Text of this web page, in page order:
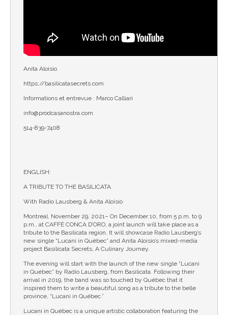
Anita Aloisio
https://basilicatasecrets.com
Informations et entrevue : Marco Calliari
info@prodcasanostra.com
514-839-7408
ENGLISH:
A TRIBUTE TO THE BASILICATA
With Radio Lausberg & Anita Aloisio
Montreal, November 29, 2021– On December 10, from 5 p.m. to 9
p.m., at CAFFÈ CONCA D’ORO, a joint launch will take place as a
tribute to the Basilicata region. It will showcase Radio Lausberg’s
new single “Lucani in Québec” and Anita Aloisio’s mixed-media
project Basilicata Secrets, A Culinary Journey.
The evening will start with the launch of the new single “Lucani
in Québec” by Radio Lausberg, from Basilicata. Following their
arrival in 2019, the band was so touched by Québec that it
inspired them to write a beautiful song as a tribute to the belle
province, “Lucani in Québec.”
Lucani in Québec is a unique artistic collaboration featuring the